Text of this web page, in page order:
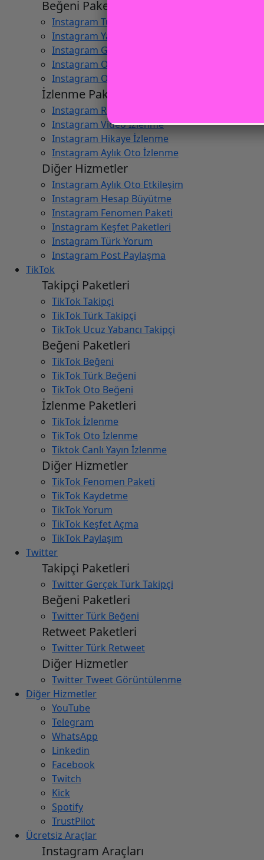
Beğeni Paketleri
Instagram Türk Beğeni
Instagram Yabancı Beğeni
Instagram Gerçek Türk Beğeni
Instagram Otomatik Türk Beğeni
Instagram Otomatik Yabancı Beğeni
İzlenme Paketleri
Instagram Reels İzlenme
Instagram Video İzlenme
Instagram Hikaye İzlenme
Instagram Aylık Oto İzlenme
Diğer Hizmetler
Instagram Aylık Oto Etkileşim
Instagram Hesap Büyütme
Instagram Fenomen Paketi
Instagram Keşfet Paketleri
Instagram Türk Yorum
Instagram Post Paylaşma
TikTok
Takipçi Paketleri
TikTok Takipçi
TikTok Türk Takipçi
TikTok Ucuz Yabancı Takipçi
Beğeni Paketleri
TikTok Beğeni
TikTok Türk Beğeni
TikTok Oto Beğeni
İzlenme Paketleri
TikTok İzlenme
TikTok Oto İzlenme
Tiktok Canlı Yayın İzlenme
Diğer Hizmetler
TikTok Fenomen Paketi
TikTok Kaydetme
TikTok Yorum
TikTok Keşfet Açma
TikTok Paylaşım
Twitter
Takipçi Paketleri
Twitter Gerçek Türk Takipçi
Beğeni Paketleri
Twitter Türk Beğeni
Retweet Paketleri
Twitter Türk Retweet
Diğer Hizmetler
Twitter Tweet Görüntülenme
Diğer Hizmetler
YouTube
Telegram
WhatsApp
Linkedin
Facebook
Twitch
Kick
Spotify
TrustPilot
Ücretsiz Araçlar
Instagram Araçları